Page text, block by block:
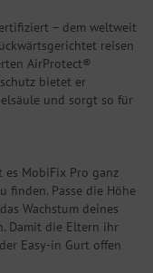
– dem weltweit
reisen
AirProtect®
bietet er
und sorgt so für
MobiFix Pro ganz
finden. Passe die Höhe
Wachstum deines
Damit die Eltern ihr
Easy-in Gurt offen